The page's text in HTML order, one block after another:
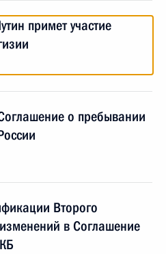
примет участие
о пребывании
Второго
в Соглашение